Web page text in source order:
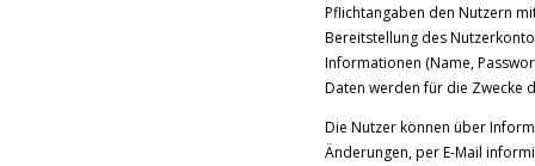
Pflichtangaben den Nutzern
Bereitstellung des
Informationen (Name,
Daten werden für die Zwecke
Die Nutzer können über
Änderungen, per E-Mail